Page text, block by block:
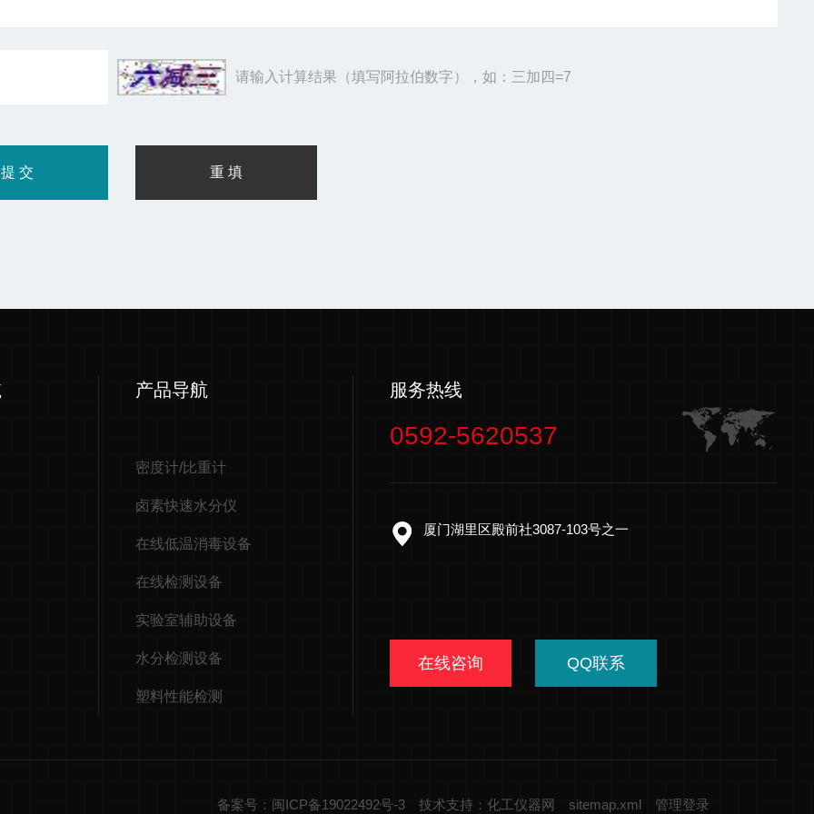
请输入计算结果（填写阿拉伯数字），如：三加四=7
产品导航
密度计/比重计
卤素快速水分仪
在线低温消毒设备
在线检测设备
实验室辅助设备
水分检测设备
塑料性能检测
服务热线
0592-5620537
厦门湖里区殿前社3087-103号之一
在线咨询 QQ联系
备案号：闽ICP备19022492号-3 技术支持：化工仪器网 sitemap.xml 管理登录